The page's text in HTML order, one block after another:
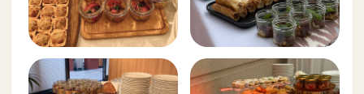
и соглашаюсь сполитикой конфиденциальности